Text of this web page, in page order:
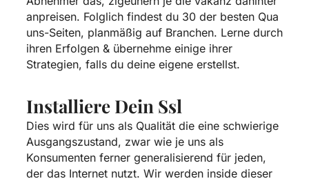
anpreisen. Folglich findest du 30 der besten Qua
uns-Seiten, planmäßig auf Branchen. Lerne durch
ihren Erfolgen & übernehme einige ihrer
Strategien, falls du deine eigene erstellst.
Installiere Dein Ssl
Dies wird für uns als Qualität die eine schwierige
Ausgangszustand, zwar wie je uns als
Konsumenten ferner generalisierend für jeden,
der das Internet nutzt. Wir werden inside dieser